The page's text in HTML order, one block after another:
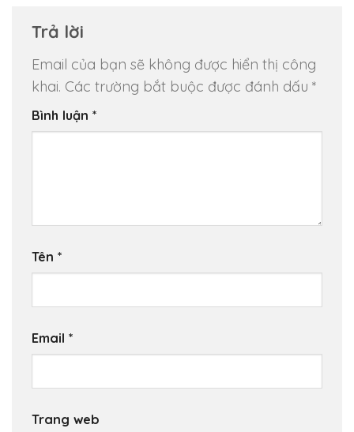
Trả lời
Email của bạn sẽ không được hiển thị công
khai. Các trường bắt buộc được đánh dấu *
Bình luận *
Tên *
Email *
Trang web